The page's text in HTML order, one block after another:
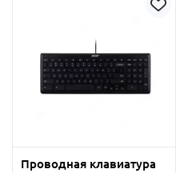
Проводная клавиатура